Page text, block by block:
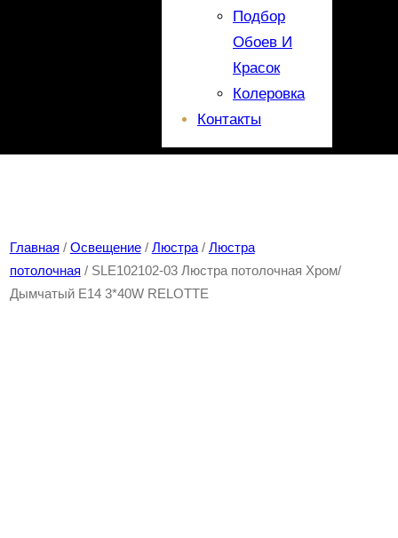
Подбор
Обоев И
Красок
Колеровка
Контакты
Главная / Освещение/ Люстра/ Люстра
потолочная / SLE102102-03 Люстра потолочная Хром/
Дымчатый E14 3*40W RELOTTE